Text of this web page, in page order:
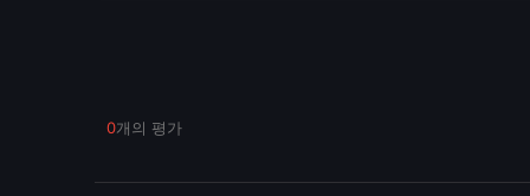
0개의 평가